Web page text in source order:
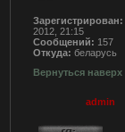
Зарегистрирован:
2012, 21:15
Сообщений: 157
Откуда: беларусь
Вернуться наверх
admin